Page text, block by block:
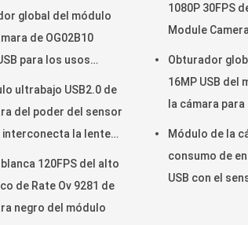
global del módulo
de OG02B10
para los usos
ultrabajo USB2.0 de
del poder del sensor
interconecta la lente
blanca 120FPS del alto
de Rate Ov 9281 de
negro del módulo
1080P 30FPS
Module
Obturador
16MP USB del
la cámara para
Módulo de la
consumo de
USB con el